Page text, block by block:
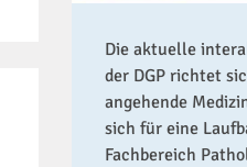
Die aktuelle
der DGP richtet
angehende
sich für eine
Fachbereich